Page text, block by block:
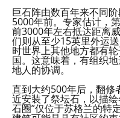
巨石阵由数百年来不同
5000年前。专家估计，
前3000年左右抵达距离
们则从至少15英里外运
时世界上其他地方都有
国。这意味着，有组织
地人的协调。
直到大约500年后，翻修
近安装了祭坛石，以描
石圈”仅位于苏格兰的特